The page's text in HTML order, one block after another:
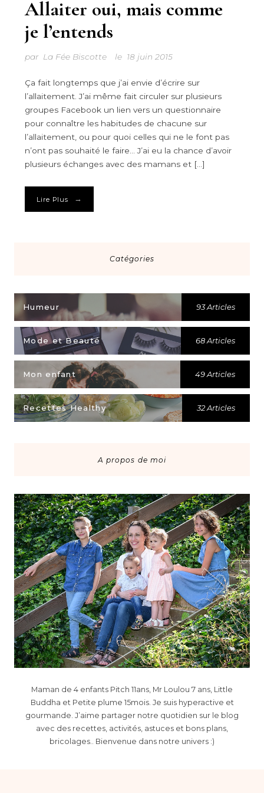
Allaiter oui, mais comme
je l’entends
par La Fée Biscotte le 18 juin 2015
Ça fait longtemps que j’ai envie d’écrire sur
l’allaitement. J’ai même fait circuler sur plusieurs
groupes Facebook un lien vers un questionnaire
pour connaître les habitudes de chacune sur
l’allaitement, ou pour quoi celles qui ne le font pas
n’ont pas souhaité le faire… J’ai eu la chance d’avoir
plusieurs échanges avec des mamans et […]
Lire Plus →
Catégories
Humeur 93 Articles
Mode et Beauté 68 Articles
Mon enfant 49 Articles
Recettes Healthy 32 Articles
A propos de moi
Maman de 4 enfants Pitch 11ans, Mr Loulou 7 ans, Little
Buddha et Petite plume 15mois. Je suis hyperactive et
gourmande. J’aime partager notre quotidien sur le blog
avec des recettes, activités, astuces et bons plans,
bricolages.. Bienvenue dans notre univers :)